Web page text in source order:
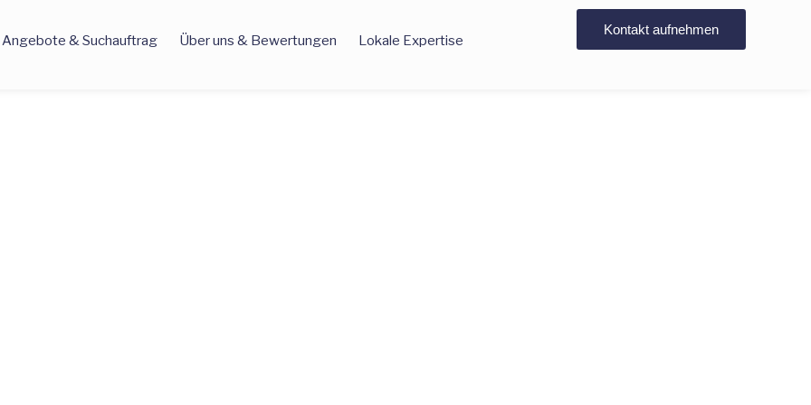
Angebote & Suchauftrag Über uns & Bewertungen Lokale Expertise
Kontakt aufnehmen